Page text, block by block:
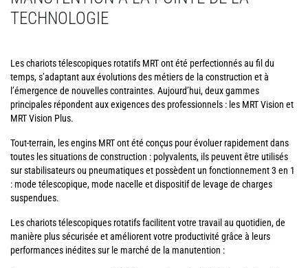
TECHNOLOGIE
Les chariots télescopiques rotatifs MRT ont été perfectionnés au fil du
temps, s’adaptant aux évolutions des métiers de la construction et à
l’émergence de nouvelles contraintes. Aujourd’hui, deux gammes
principales répondent aux exigences des professionnels : les MRT Vision et
MRT Vision Plus.
Tout-terrain, les engins MRT ont été conçus pour évoluer rapidement dans
toutes les situations de construction : polyvalents, ils peuvent être utilisés
sur stabilisateurs ou pneumatiques et possèdent un fonctionnement 3 en 1
: mode télescopique, mode nacelle et dispositif de levage de charges
suspendues.
Les chariots télescopiques rotatifs facilitent votre travail au quotidien, de
manière plus sécurisée et améliorent votre productivité grâce à leurs
performances inédites sur le marché de la manutention :